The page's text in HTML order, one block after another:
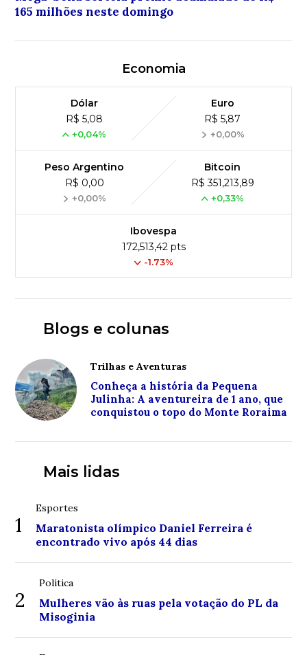
165 milhões neste domingo
Economia
Dólar
R$ 5,08
+0,04%
Euro
R$ 5,87
+0,00%
Peso Argentino
R$ 0,00
+0,00%
Bitcoin
R$ 351,213,89
+0,33%
Ibovespa
172,513,42 pts
-1.73%
Blogs e colunas
Trilhas e Aventuras
Conheça a história da Pequena
Julinha: A aventureira de 1 ano, que
conquistou o topo do Monte Roraima
Mais lidas
1
Esportes
Maratonista olímpico Daniel Ferreira é
encontrado vivo após 44 dias
2
Política
Mulheres vão às ruas pela votação do PL da
Misoginia